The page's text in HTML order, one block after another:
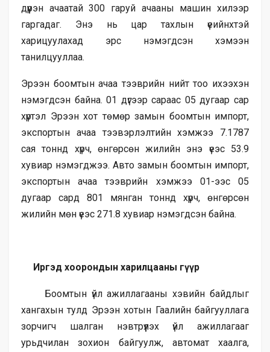
дүүрэн ачаатай 300 гаруй ачааны машин хилээр
гаргадаг. Энэ нь цар тахлын үеийнхтэй
харицуулахад эрс нэмэгдсэн хэмээн
танилцууллаа.
Эрээн боомтын ачаа тээврийн нийт тоо ихээхэн
нэмэгдсэн байна. 01 дүгээр сараас 05 дугаар сар
хүртэл Эрээн хот төмөр замын боомтын импорт,
экспортын ачаа тээвэрлэлтийн хэмжээ 7.1787
сая тоннд хүрч, өнгөрсөн жилийн энэ үеэс 53.9
хувиар нэмэгджээ. Авто замын боомтын импорт,
экспортын ачаа тээврийн хэмжээ 01-ээс 05
дугаар сард 801 мянган тоннд хүрч, өнгөрсөн
жилийн мөн үеэс 271.8 хувиар нэмэгдсэн байна.
Иргэд хоорондын харилцааны гүүр
Боомтын үйл ажиллагааны хэвийн байдлыг
хангахын тулд Эрээн хотын Гаалийн байгууллага
зорчигч шалган нэвтрүүлэх үйл ажиллагааг
урьдчилан зохион байгуулж, автомат хаалга,